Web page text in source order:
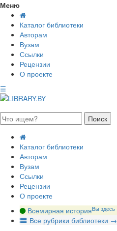
Меню
Каталог библиотеки
Авторам
Вузам
Ссылки
Рецензии
О проекте
☰
Каталог библиотеки
Авторам
Вузам
Ссылки
Рецензии
О проекте
Всемирная историяВы здесь
Все рубрики библиотеки →